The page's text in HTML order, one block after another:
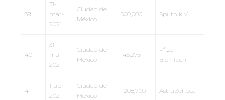
39
31-
mar-
2021
Ciudad de
México
500,000 Sputnik V
40
31-
mar-
2021
Ciudad de
México
145,275
Pfizer-
BioNTech
41
1-abr-
2021
Ciudad de
México
1’208,700 AstraZeneca